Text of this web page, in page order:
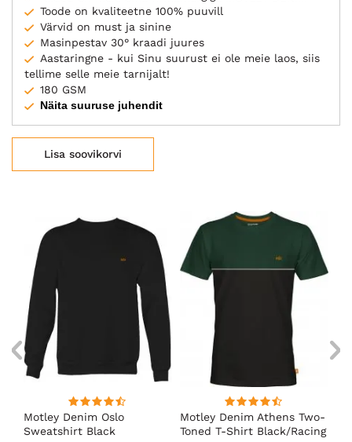
Toode on kvaliteetne 100% puuvill
Värvid on must ja sinine
Masinpestav 30° kraadi juures
Aastaringne - kui Sinu suurust ei ole meie laos, siis
tellime selle meie tarnijalt!
180 GSM
Näita suuruse juhendit
Lisa soovikorvi
Motley Denim Oslo
Sweatshirt Black
Motley Denim Athens Two-
Toned T-Shirt Black/Racing